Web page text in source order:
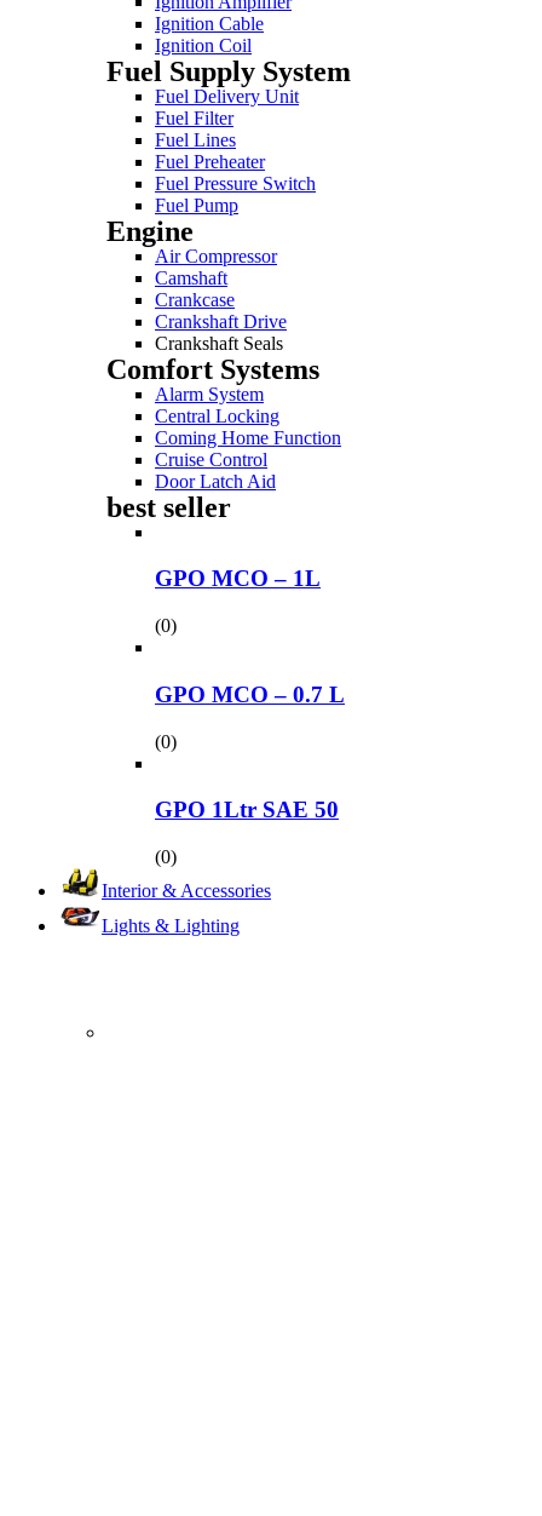
Ignition Cable
Ignition Coil
Fuel Supply System
Fuel Delivery Unit
Fuel Filter
Fuel Lines
Fuel Preheater
Fuel Pressure Switch
Fuel Pump
Engine
Air Compressor
Camshaft
Crankcase
Crankshaft Drive
Crankshaft Seals
Comfort Systems
Alarm System
Central Locking
Coming Home Function
Cruise Control
Door Latch Aid
best seller
GPO MCO – 1L
(0)
GPO MCO – 0.7 L
(0)
GPO 1Ltr SAE 50
(0)
Interior & Accessories
Lights & Lighting